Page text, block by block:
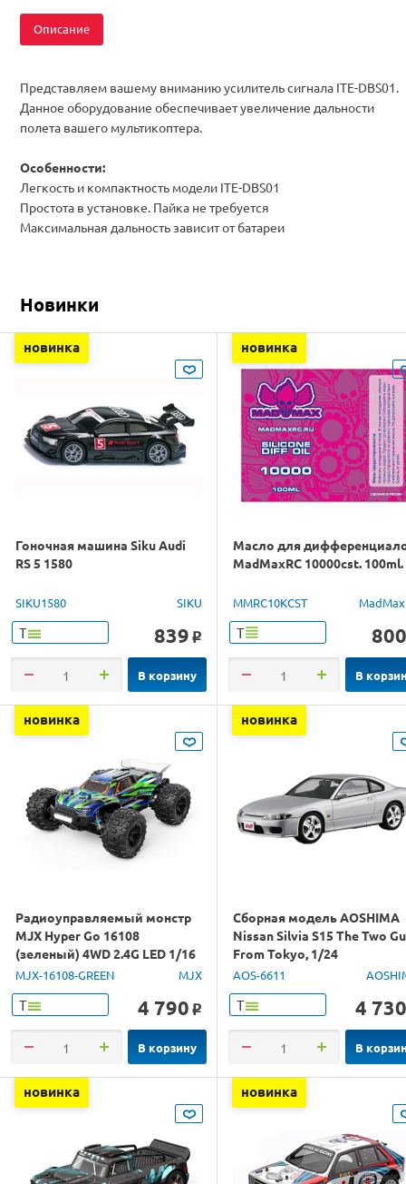
Описание
Представляем вашему вниманию усилитель сигнала ITE-DBS01.
Данное оборудование обеспечивает увеличение дальности
полета вашего мультикоптера.
Особенности:
Легкость и компактность модели ITE-DBS01
Простота в установке. Пайка не требуется
Максимальная дальность зависит от батареи
Новинки
новинка
Гоночная машина Siku Audi
RS 5 1580
SIKU1580 SIKU
Т 839 o
В корзину
новинка
Масло для
MadMaxRC 10000cst. 100ml.
MMRC10KCST
Т 800
В
новинка
Радиоуправляемый монстр
MJX Hyper Go 16108
(зеленый) 4WD 2.4G LED 1/16
RTR
MJX-16108-GREEN MJX
Т 4 790 o
В корзину
новинка
Сборная модель AOSHIMA
Nissan Silvia S15 The Two
From Tokyo, 1/24
AOS-6611
Т 4 730
В
новинка новинка